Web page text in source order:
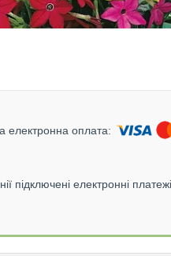
підключені електронні